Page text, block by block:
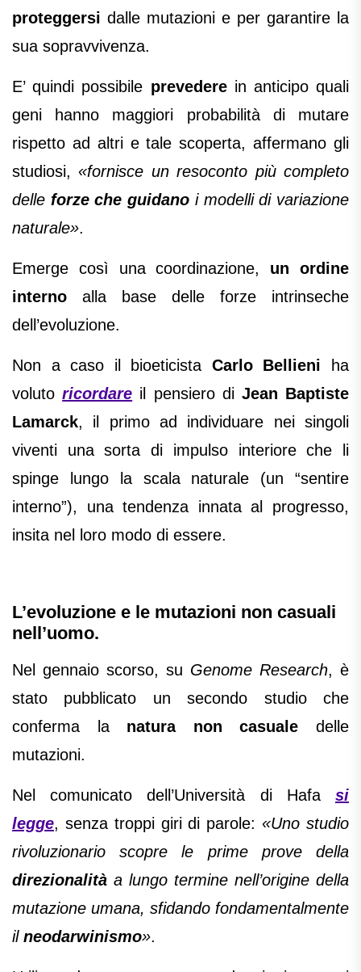
proteggersi dalle mutazioni e per garantire la
sua sopravvivenza.
E’ quindi possibile prevederein anticipo quali
geni hanno maggiori probabilità di mutare
rispetto ad altri e tale scoperta, affermano gli
studiosi,«fornisce un resoconto più completo
delle forze che guidano i modelli di variazione
naturale».
Emerge così una coordinazione, un ordine
interno alla base delle forze intrinseche
dell’evoluzione.
Non a caso il bioeticista Carlo Bellieni ha
volutoricordare il pensiero di Jean Baptiste
Lamarck, il primo ad individuare nei singoli
viventi una sorta di impulso interiore che li
spinge lungo la scala naturale (un “sentire
interno”), una tendenza innata al progresso,
insita nel loro modo di essere.
L’evoluzione e le mutazioni non casuali
nell’uomo.
Nel gennaio scorso, su Genome Research, è
stato pubblicato un secondo studio che
conferma la natura non casuale delle
mutazioni.
Nel comunicato dell’Università di Hafa si
legge, senza troppi giri di parole:«Uno studio
rivoluzionario scopre le prime prove della
direzionalità a lungo termine nell’origine della
mutazione umana, sfidando fondamentalmente
il neodarwinismo».